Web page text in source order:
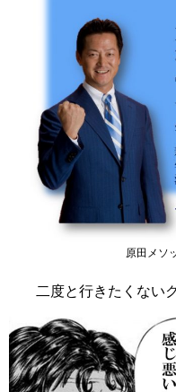
原田メソ
二度と行きたくない